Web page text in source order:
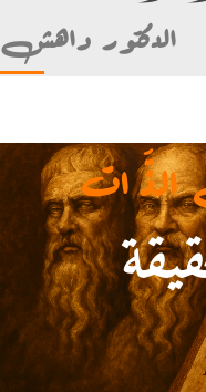
الدكتور داهش
ات